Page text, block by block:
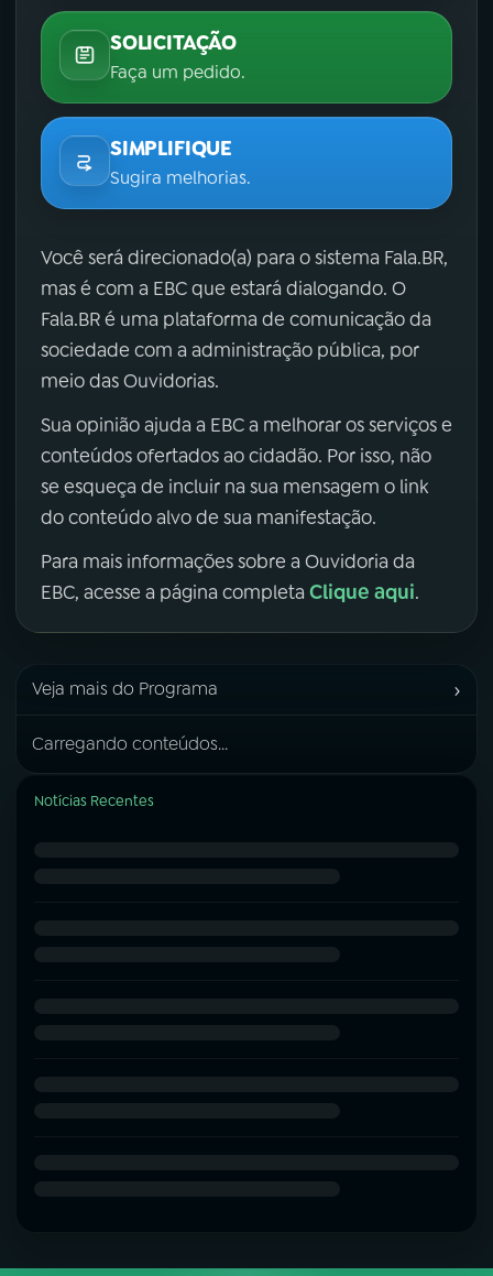
SOLICITAÇÃO
Faça um pedido.
SIMPLIFIQUE
Sugira melhorias.
Você será direcionado(a) para o sistema Fala.BR,
mas é com a EBC que estará dialogando. O
Fala.BR é uma plataforma de comunicação da
sociedade com a administração pública, por
meio das Ouvidorias.
Sua opinião ajuda a EBC a melhorar os serviços e
conteúdos ofertados ao cidadão. Por isso, não
se esqueça de incluir na sua mensagem o link
do conteúdo alvo de sua manifestação.
Para mais informações sobre a Ouvidoria da
EBC, acesse a página completa Clique aqui.
Veja mais do Programa ›
Carregando conteúdos...
Notícias Recentes